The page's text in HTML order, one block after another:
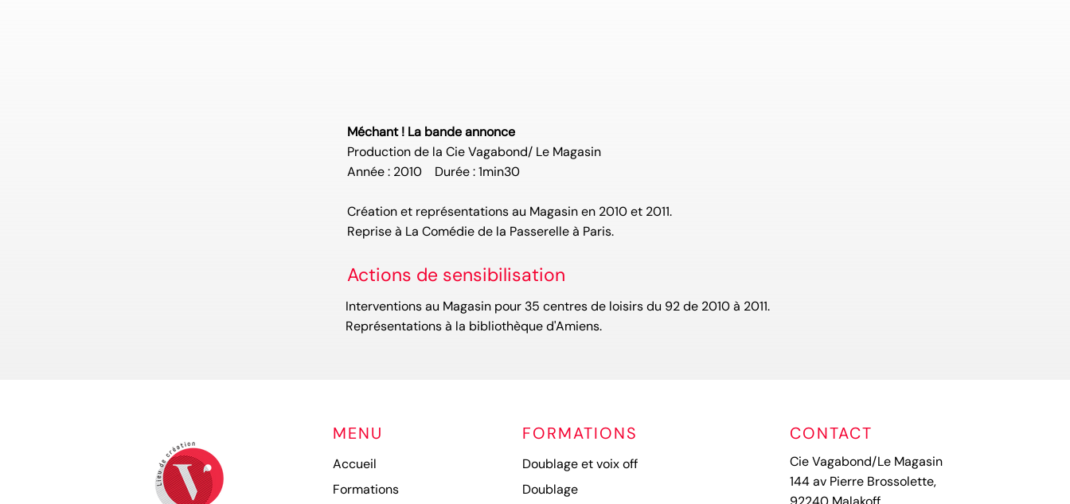
Méchant ! La bande annonce
Production de la Cie Vagabond/ Le Magasin
Année : 2010 Durée : 1min30
Création et représentations au Magasin en 2010 et 2011.
Reprise à La Comédie de la Passerelle à Paris.
Actions de sensibilisation
Interventions au Magasin pour 35 centres de loisirs du 92 de 2010 à 2011.
Représentations à la bibliothèque d'Amiens.
MENU
Accueil
Formations
FORMATIONS
Doublage et voix off
Doublage
CONTACT
Cie Vagabond/Le Magasin
144 av Pierre Brossolette,